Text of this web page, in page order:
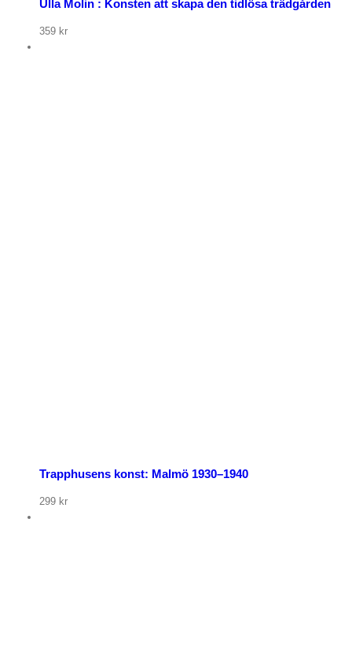
Ulla Molin : Konsten att skapa den tidlösa trädgården
359 kr
Trapphusens konst: Malmö 1930–1940
299 kr